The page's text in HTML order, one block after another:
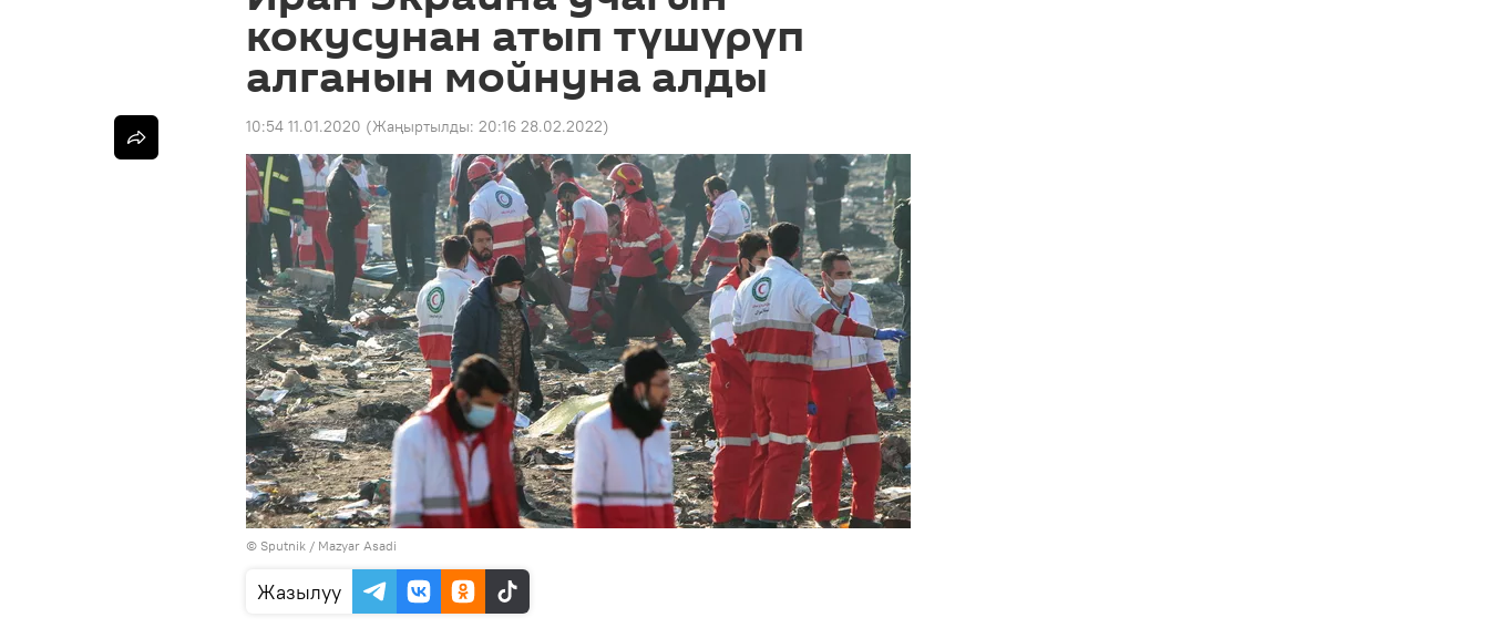
кокусунан атып түшүрүп
алганын мойнуна алды
10:54 11.01.2020 (Жаңыртылды: 20:16 28.02.2022)
© Sputnik / Mazyar Asadi
Жазылуу